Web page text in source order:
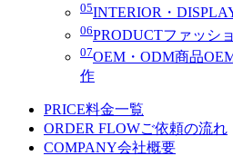
05INTERIOR・
06PRODUCTファッシ
07OEM・ODM商品
作
PRICE料金一覧
ORDER FLOWご依頼の流れ
COMPANY会社概要